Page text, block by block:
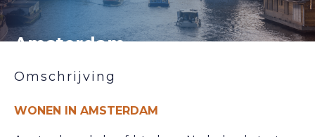
Amsterdam
WONEN IN AMSTERDAM
Omschrijving